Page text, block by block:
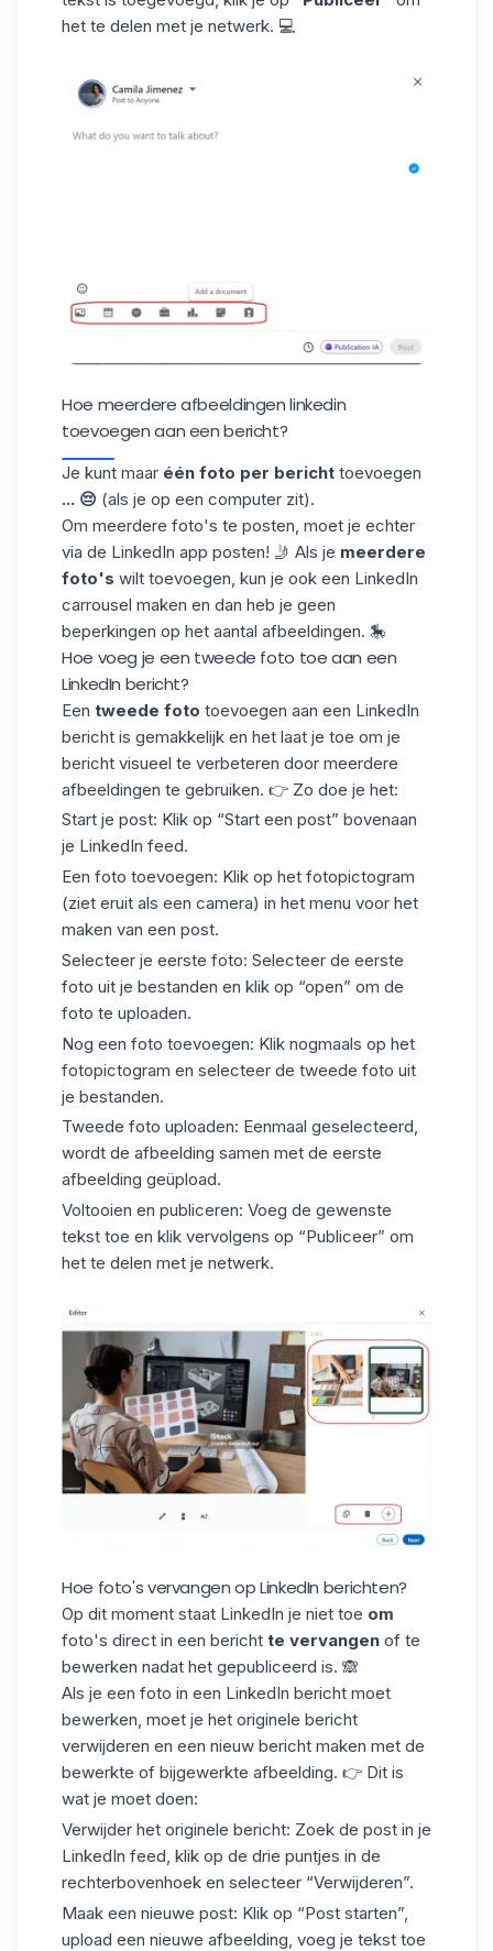
het te delen met je netwerk. 💻
Hoe meerdere afbeeldingen linkedin
toevoegen aan een bericht?
Je kunt maar één foto per bericht toevoegen
... 😔 (als je op een computer zit).
Om meerdere foto's te posten, moet je echter
via de LinkedIn app posten! 🤳 Als je meerdere
foto's wilt toevoegen, kun je ook een LinkedIn
carrousel maken en dan heb je geen
beperkingen op het aantal afbeeldingen. 🎠
Hoe voeg je een tweede foto toe aan een
LinkedIn bericht?
Een tweede foto toevoegen aan een LinkedIn
bericht is gemakkelijk en het laat je toe om je
bericht visueel te verbeteren door meerdere
afbeeldingen te gebruiken. 👉 Zo doe je het:
Start je post: Klik op “Start een post” bovenaan
je LinkedIn feed.
Een foto toevoegen: Klik op het fotopictogram
(ziet eruit als een camera) in het menu voor het
maken van een post.
Selecteer je eerste foto: Selecteer de eerste
foto uit je bestanden en klik op “open” om de
foto te uploaden.
Nog een foto toevoegen: Klik nogmaals op het
fotopictogram en selecteer de tweede foto uit
je bestanden.
Tweede foto uploaden: Eenmaal geselecteerd,
wordt de afbeelding samen met de eerste
afbeelding geüpload.
Voltooien en publiceren: Voeg de gewenste
tekst toe en klik vervolgens op “Publiceer” om
het te delen met je netwerk.
Hoe foto's vervangen op LinkedIn berichten?
Op dit moment staat LinkedIn je niet toe om
foto's direct in een bericht te vervangen of te
bewerken nadat het gepubliceerd is. 🙈
Als je een foto in een LinkedIn bericht moet
bewerken, moet je het originele bericht
verwijderen en een nieuw bericht maken met de
bewerkte of bijgewerkte afbeelding. 👉 Dit is
wat je moet doen:
Verwijder het originele bericht: Zoek de post in je
LinkedIn feed, klik op de drie puntjes in de
rechterbovenhoek en selecteer “Verwijderen”.
Maak een nieuwe post: Klik op “Post starten”,
upload een nieuwe afbeelding, voeg je tekst toe